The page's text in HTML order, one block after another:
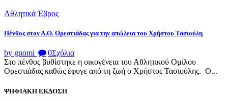
Αθλητικά Έβρος
Πένθος στον Α.Ο. Ορεστιάδας για την απώλεια του Χρήστου Τασιούλη
by gnomi 0Σχόλια
Στο πένθος βυθίστηκε η οικογένεια του Αθλητικού Ομίλου
Ορεστιάδας καθώς έφυγε από τη ζωή ο Χρήστος Τασιούλης. Ο...
ΨΗΦΙΑΚΗ ΕΚΔΟΣΗ